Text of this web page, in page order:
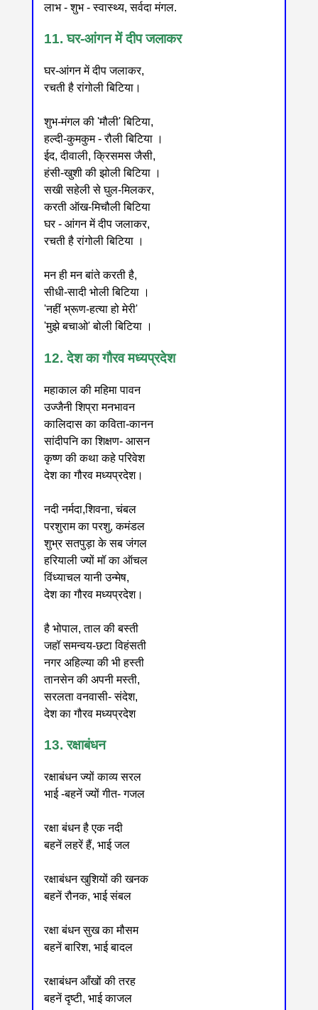
लाभ - शुभ - स्वास्थ्य, सर्वदा मंगल.
11. घर-आंगन में दीप जलाकर
घर-आंगन में दीप जलाकर,
रचती है रांगोली बिटिया।
शुभ-मंगल की 'मौली' बिटिया,
हल्दी-कुमकुम - रौली बिटिया ।
ईद, दीवाली, क्रिसमस जैसी,
हंसी-खुशी की झोली बिटिया ।
सखी सहेली से घुल-मिलकर,
करती ऑख-मिचौली बिटिया
घर - आंगन में दीप जलाकर,
रचती है रांगोली बिटिया ।
मन ही मन बांते करती है,
सीधी-सादी भोली बिटिया ।
'नहीं भ्रूण-हत्या हो मेरी'
'मुझे बचाओ' बोली बिटिया ।
12. देश का गौरव मध्यप्रदेश
महाकाल की महिमा पावन
उज्जैनी शिप्रा मनभावन
कालिदास का कविता-कानन
सांदीपनि का शिक्षण- आसन
कृष्ण की कथा कहे परिवेश
देश का गौरव मध्यप्रदेश।
नदी नर्मदा,शिवना, चंबल
परशुराम का परशु, कमंडल
शुभ्र सतपुड़ा के सब जंगल
हरियाली ज्यों मॉ का ऑचल
विंध्याचल यानी उन्मेष,
देश का गौरव मध्यप्रदेश।
है भोपाल, ताल की बस्ती
जहॉ समन्वय-छटा विहंसती
नगर अहिल्या की भी हस्ती
तानसेन की अपनी मस्ती,
सरलता वनवासी- संदेश,
देश का गौरव मध्यप्रदेश
13. रक्षाबंधन
रक्षाबंधन ज्यों काव्य सरल
भाई -बहनें ज्यों गीत- गजल
रक्षा बंधन है एक नदी
बहनें लहरें हैं, भाई जल
रक्षाबंधन खुशियों की खनक
बहनें रौनक, भाई संबल
रक्षा बंधन सुख का मौसम
बहनें बारिश, भाई बादल
रक्षाबंधन आँखों की तरह
बहनें दृष्टी, भाई काजल